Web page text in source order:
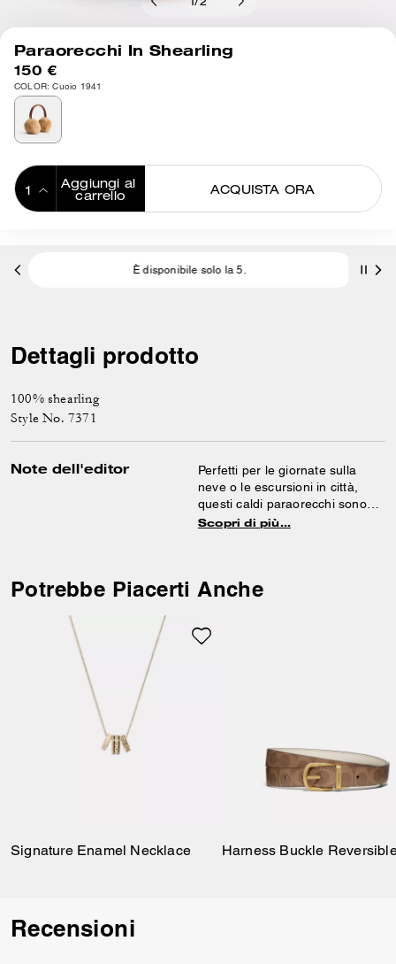
/2
Paraorecchi In Shearling
150 €
COLOR: Cuoio 1941
Aggiungi al
carrello
ACQUISTA ORA
È disponibile solo la 5.
Dettagli prodotto
100% shearling
Style No. 7371
Note dell'editor
Perfetti per le giornate sulla
neve o le escursioni in città,
questi caldi paraorecchi sono
realizzati in soffice shearling dal
un tocco di tradizione.
Scopri di più…
Potrebbe Piacerti Anche
Signature Enamel Necklace
Recensioni